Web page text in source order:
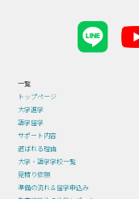
一覧
トップページ
大学進学
語学留学
サポート内容
選ばれる理由
大学・語学学校一覧
見積り依頼
準備の流れ＆留学申込み